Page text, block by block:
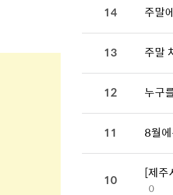
14 주말
13 주말
12 누구
11 8월
10
[제
0